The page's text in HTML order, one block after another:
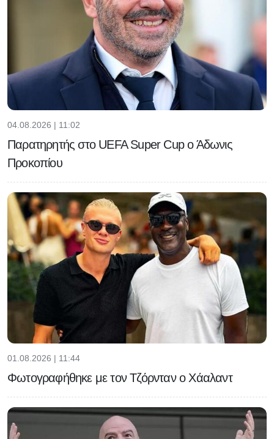
04.08.2026 | 11:02
Παρατηρητής στο UEFA Super Cup ο Άδωνις
Προκοπίου
01.08.2026 | 11:44
Φωτογραφήθηκε με τον Τζόρνταν ο Χάαλαντ